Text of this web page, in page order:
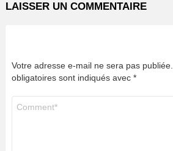
LAISSER UN COMMENTAIRE
Votre adresse e-mail ne sera pas publiée.
obligatoires sont indiqués avec *